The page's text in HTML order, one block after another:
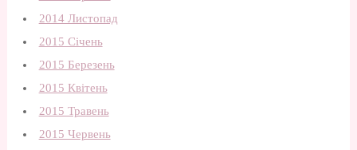
2014 Листопад
2015 Січень
2015 Березень
2015 Квітень
2015 Травень
2015 Червень